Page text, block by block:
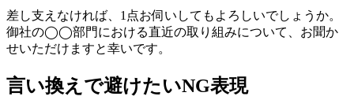
差し支えなければ、1点お伺いしてもよろしいでしょうか。
御社の◯◯部門における直近の取り組みについて、お聞か
せいただけますと幸いです。
言い換えで避けたいNG表現